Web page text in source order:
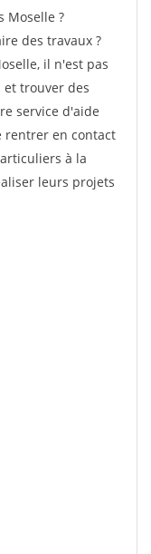
Moselle ?
des travaux ?
il n'est pas
trouver des
service d'aide
rentrer en contact
à la
leurs projets